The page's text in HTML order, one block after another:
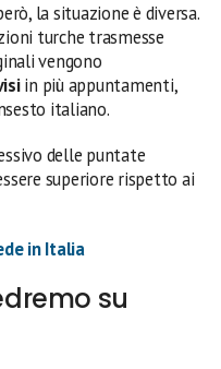
la situazione è diversa.
turche trasmesse
vengono
in più appuntamenti,
italiano.
delle puntate
superiore rispetto ai
in Italia
su